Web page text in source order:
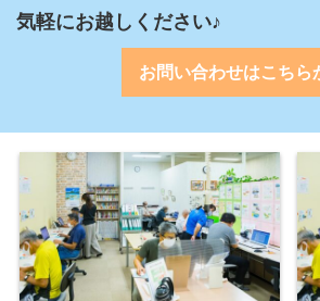
気軽にお越しください♪
お問い合わせはこちら